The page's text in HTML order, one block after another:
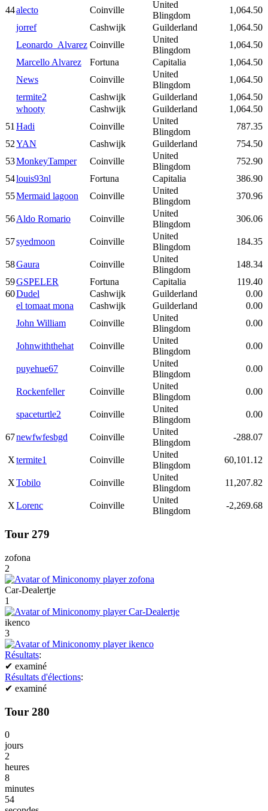
44alecto Coinville
United
Blingdom
1,064.50
jorref
Cashwijk Guilderland
1,064.50
Leonardo_Alvarez Coinville
United
Blingdom
1,064.50
Marcello Alvarez
Fortuna Capitalia
1,064.50
News
Coinville
United
Blingdom
1,064.50
termite2
Cashwijk Guilderland
1,064.50
whooty
Cashwijk Guilderland
1,064.50
51 Hadi Coinville
United
Blingdom
787.35
52YAN Cashwijk Guilderland
754.50
53MonkeyTamper Coinville
United
Blingdom
752.90
54louis93nl Fortuna Capitalia
386.90
55Mermaid lagoon Coinville
United
Blingdom
370.96
56Aldo Romario Coinville
United
Blingdom
306.06
57syedmoon Coinville
United
Blingdom
184.35
58Gaura Coinville
United
Blingdom
148.34
59GSPELER Fortuna Capitalia
119.40
60Dudel Cashwijk Guilderland
0.00
el tomaat mona
Cashwijk Guilderland
0.00
John William
Coinville
United
Blingdom
0.00
Johnwiththehat Coinville
United
Blingdom
0.00
puyehue67 Coinville
United
Blingdom
0.00
Rockenfeller Coinville
United
Blingdom
0.00
spaceturtle2 Coinville
United
Blingdom
0.00
67newfwfesbgd Coinville
United
Blingdom
-288.07
Xtermite1 Coinville
United
Blingdom
60,101.12
XTobilo Coinville
United
Blingdom
11,207.82
XLorenc Coinville
United
Blingdom
-2,269.68
Tour 279
zofona
2
Car-Dealertje
1
ikenco
3
Résultats:
✔ examiné
Résultats d'élections:
✔ examiné
Tour 280
0
jours
2
heures
8
minutes
54